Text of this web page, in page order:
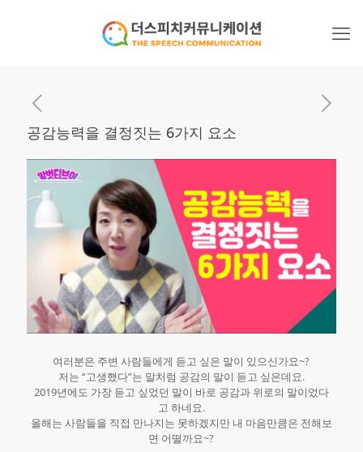
공감능력을 결정짓는 6가지 요소
여러분은 주변 사람들에게 듣고 싶은 말이 있으신가요~?
저는 “고생했다”는 말처럼 공감의 말이 듣고 싶은데요.
2019년에도 가장 듣고 싶었던 말이 바로 공감과 위로의 말이었다
고 하네요.
올해는 사람들을 직접 만나지는 못하겠지만 내 마음만큼은 전해보
면 어떨까요~?